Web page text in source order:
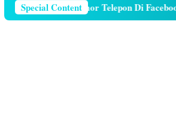
Special Content
Menghapus Nomor Telepon Di Facebook